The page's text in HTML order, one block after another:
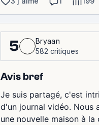
5
Bryaan
582 critiques
Avis bref
Je suis partagé, c'est
d'un journal vidéo. Nous
une nouvelle maison à